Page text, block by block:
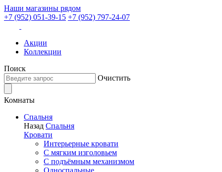
Наши магазины рядом
+7 (952) 051-39-15 +7 (952) 797-24-07
Акции
Коллекции
Поиск
Очистить
Комнаты
Спальня
Назад Спальня
Кровати
Интерьерные кровати
С мягким изголовьем
С подъёмным механизмом
Односпальные